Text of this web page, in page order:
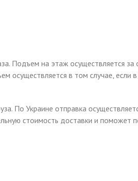
Подъем на этаж осуществляется за
осуществляется в том случае, если
По Украине отправка
стоимость доставки и поможет